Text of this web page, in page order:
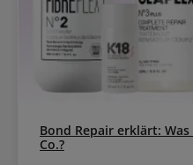
Bond Repair erklärt:
Co.?